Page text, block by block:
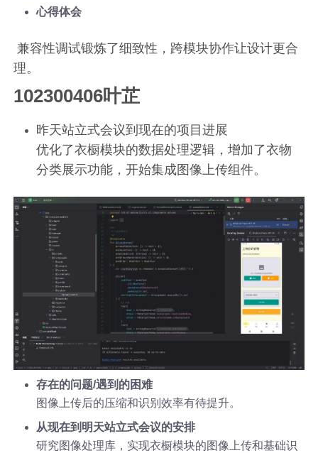
心得体会
​ 兼容性调试锻炼了细致性，跨模块协作让设计更合
理。
102300406叶芷
昨天站立式会议到现在的项目进展
优化了衣橱模块的数据处理逻辑，增加了衣物
分类展示功能，开始集成图像上传组件。
存在的问题/遇到的困难
图像上传后的压缩和识别效率有待提升。
从现在到明天站立式会议的安排
研究图像处理库，实现衣橱模块的图像上传和基础识